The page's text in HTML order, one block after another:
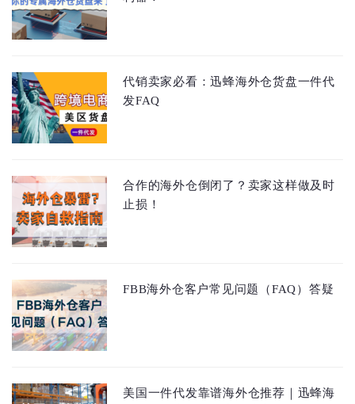
代销卖家必看：迅蜂海外仓货盘一件代
发FAQ
合作的海外仓倒闭了？卖家这样做及时
止损！
FBB海外仓客户常见问题（FAQ）答疑
美国一件代发靠谱海外仓推荐｜迅蜂海